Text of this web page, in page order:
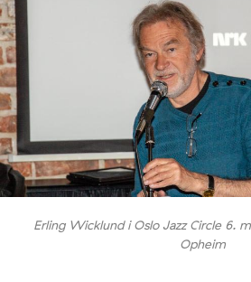
Erling Wicklund i Oslo Jazz Circle 6.
Opheim